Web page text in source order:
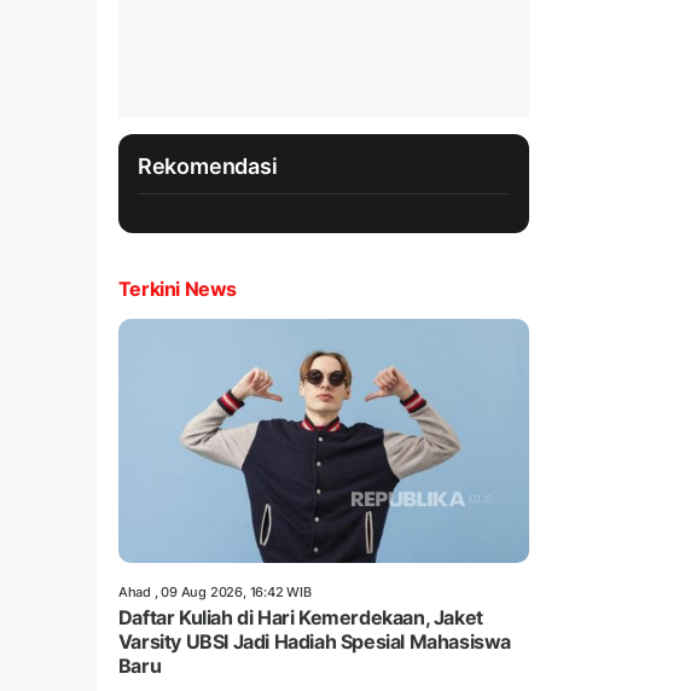
Rekomendasi
Terkini News
Ahad , 09 Aug 2026, 16:42 WIB
Daftar Kuliah di Hari Kemerdekaan, Jaket
Varsity UBSI Jadi Hadiah Spesial Mahasiswa
Baru